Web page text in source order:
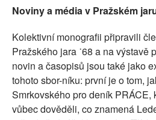
Noviny a média v Pražském
Kolektivní monografii připravili
Pražského jara ˙68 a na výstavě
novin a časopisů jsou také jako
tohoto sbor-níku: první je o tom,
Smrkovského pro deník PRÁCE,
vůbec dověděli, co znamená